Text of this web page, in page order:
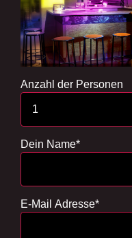
Anzahl der Personen
Dein Name*
E-Mail Adresse*